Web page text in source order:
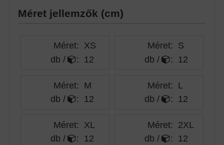
Méret jellemzők (cm)
Méret: XS
db /
: 12
Méret: S
db /
: 12
Méret: M
db /
: 12
Méret: L
db /
: 12
Méret: XL
db /
: 12
Méret: 2XL
db /
: 12